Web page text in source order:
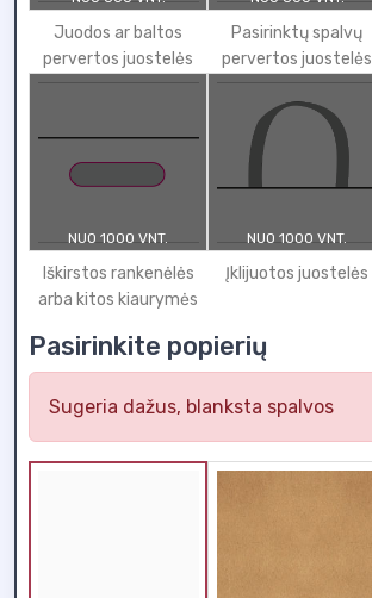
Juodos ar baltos
pervertos juostelės
Pasirinktų spalvų
pervertos juostelės
NUO 1000 VNT.
Iškirstos rankenėlės
arba kitos kiaurymės
NUO 1000 VNT.
Įklijuotos juostelės
Pasirinkite popierių
Sugeria dažus, blanksta spalvos